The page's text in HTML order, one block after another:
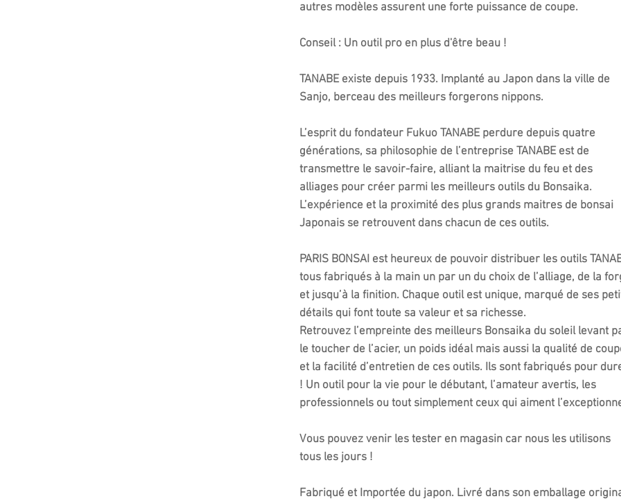
autres modèles assurent une forte puissance de coupe.
Conseil : Un outil pro en plus d'être beau !
TANABEexiste depuis 1933. Implanté au Japon dans la ville de
Sanjo, berceau des meilleurs forgerons nippons.
L’esprit du fondateur Fukuo TANABE perdure depuis quatre
générations, sa philosophie de l’entreprise TANABE est de
transmettre le savoir-faire, alliant la maitrise du feu et des
alliages pour créer parmi les meilleurs outils du Bonsaika.
L’expérience et la proximité des plus grands maitres de bonsai
Japonais se retrouvent dans chacun de ces outils.
PARIS BONSAI est heureux de pouvoir distribuer les outils
tous fabriqués à la main un par un du choix de l’alliage, de la
et jusqu’à la finition. Chaque outil est unique, marqué de ses
détails qui font toute sa valeur et sa richesse.
Retrouvez l’empreinte des meilleurs Bonsaika du soleil levant
le toucher de l’acier, un poids idéal mais aussi la qualité de
et la facilité d’entretien de ces outils. Ils sont fabriqués pour
! Un outil pour la vie pour le débutant, l’amateur avertis, les
professionnels ou tout simplement ceux qui aiment
Vous pouvez venir les tester en magasin car nous les utilisons
tous les jours !
Fabriqué et Importée du japon. Livré dans son emballage